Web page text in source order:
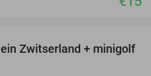
38%
Zwitserland + minigolf